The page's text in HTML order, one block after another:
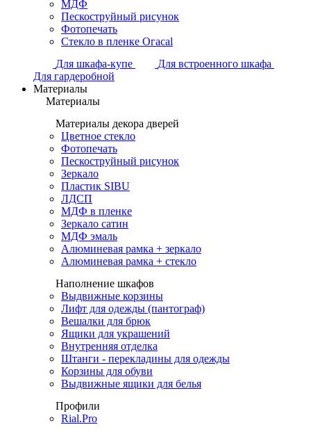
МДФ
Пескоструйный рисунок
Фотопечать
Стекло в пленке Огасаl
Для шкафа-купе
Для встроенного шкафа
Для гардеробной
Материалы
Материалы
Материалы декора дверей
Цветное стекло
Фотопечать
Пескоструйный рисунок
Зеркало
Пластик SIBU
ЛДСП
МДФ в пленке
Зеркало сатин
МДФ эмаль
Алюминевая рамка + зеркало
Алюминевая рамка + стекло
Наполнение шкафов
Выдвижные корзины
Лифт для одежды (пантограф)
Вешалки для брюк
Ящики для украшений
Внутренняя отделка
Штанги - перекладины для одежды
Корзины для обуви
Выдвижные ящики для белья
Профили
Rial.Pro